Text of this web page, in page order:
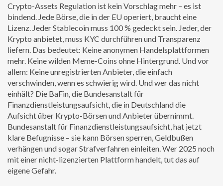
Crypto-Assets Regulation ist kein Vorschlag mehr – es ist
bindend. Jede Börse, die in der EU operiert, braucht eine
Lizenz. Jeder Stablecoin muss 100 % gedeckt sein. Jeder, der
Krypto anbietet, muss KYC durchführen und Transparenz
liefern. Das bedeutet: Keine anonymen Handelsplattformen
mehr. Keine wilden Meme-Coins ohne Hintergrund. Und vor
allem: Keine unregistrierten Anbieter, die einfach
verschwinden, wenn es schwierig wird. Und wer das nicht
einhält? Die BaFin,die Bundesanstalt für
Finanzdienstleistungsaufsicht, die in Deutschland die
Aufsicht über Krypto-Börsen und Anbieter übernimmt.
Bundesanstalt für Finanzdienstleistungsaufsicht, hat jetzt
klare Befugnisse – sie kann Börsen sperren, Geldbußen
verhängen und sogar Strafverfahren einleiten. Wer 2025 noch
mit einer nicht-lizenzierten Plattform handelt, tut das auf
eigene Gefahr.